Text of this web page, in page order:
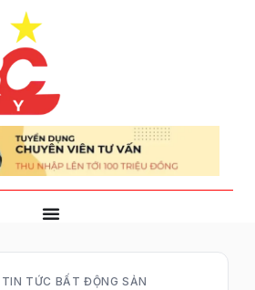
TIN TỨC BẤT ĐỘNG SẢN